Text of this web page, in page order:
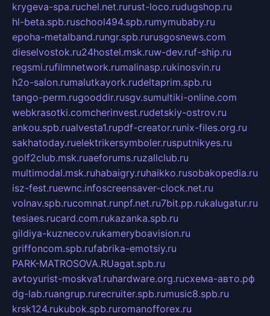
krygeva-spa.ruchel.net.rurust-loco.rudugshop.ru
hl-beta.spb.ruschool494.spb.rumymubaby.ru
epoha-metalband.rungr.spb.rurusgosnews.com
dieselvostok.ru24hostel.msk.ruw-dev.ruf-ship.ru
regsmi.rufilmnetwork.rumalinasp.rukinosvin.ru
h2o-salon.rumalutkayork.rudeltaprim.spb.ru
tango-perm.rugooddir.rusgv.sumultiki-online.com
webkrasotki.comcherinvest.rudetskiy-ostrov.ru
ankou.spb.rualvesta1.rupdf-creator.runix-files.org.ru
sakhatoday.ruelektrikersymboler.rusputnikyes.ru
golf2club.msk.ruaeforums.ruzallclub.ru
multimodal.msk.ruhabaigry.ruhaikko.rusobakopedia.ru
isz-fest.ruewnc.infoscreensaver-clock.net.ru
volnav.spb.rucomnat.runpf.net.ru7bit.pp.rukalugatur.ru
tesiaes.rucard.com.rukazanka.spb.ru
gildiya-kuznecov.rukameryboavision.ru
griffoncom.spb.rufabrika-emotsiy.ru
PARK-MATROSOVA.RUagat.spb.ru
avtoyurist-moskva1.ruhardware.org.ruсхема-авто.рф
dg-lab.ruangrup.rurecruiter.spb.rumusic8.spb.ru
krsk124.rukubok.spb.ruromanofforex.ru